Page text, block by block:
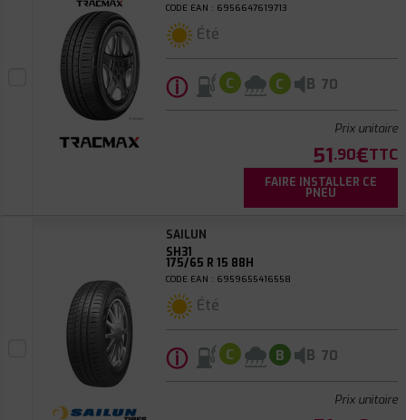
CODE EAN : 6956647619713
Été
ⓘ C C B 70
Prix unitaire
51.90€TTC
FAIRE INSTALLER CE
PNEU
SAILUN
SH31
175/65 R 15 88H
CODE EAN : 6959655416558
Été
ⓘ C B B 70
Prix unitaire